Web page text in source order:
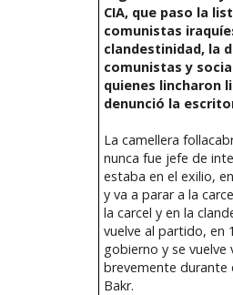
CIA, que paso la
comunistas
clandestinidad, la
comunistas y
quienes lincharon
denunció la
La camellera
nunca fue jefe de
estaba en el exilio,
y va a parar a la
la carcel y en la
vuelve al partido, en
gobierno y se vuelve
brevemente durante
Bakr.